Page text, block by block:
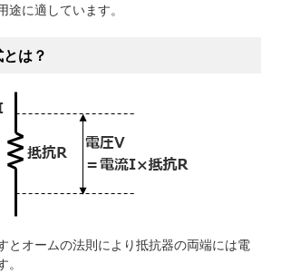
に適しています。
は？
とオームの法則により抵抗器の両端には電